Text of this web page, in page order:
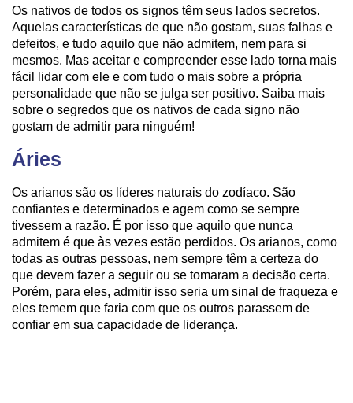
Os nativos de todos os signos têm seus lados secretos.
Aquelas características de que não gostam, suas falhas e
defeitos, e tudo aquilo que não admitem, nem para si
mesmos. Mas aceitar e compreender esse lado torna mais
fácil lidar com ele e com tudo o mais sobre a própria
personalidade que não se julga ser positivo. Saiba mais
sobre o segredos que os nativos de cada signo não
gostam de admitir para ninguém!
Áries
Os arianos são os líderes naturais do zodíaco. São
confiantes e determinados e agem como se sempre
tivessem a razão. É por isso que aquilo que nunca
admitem é que às vezes estão perdidos. Os arianos, como
todas as outras pessoas, nem sempre têm a certeza do
que devem fazer a seguir ou se tomaram a decisão certa.
Porém, para eles, admitir isso seria um sinal de fraqueza e
eles temem que faria com que os outros parassem de
confiar em sua capacidade de liderança.